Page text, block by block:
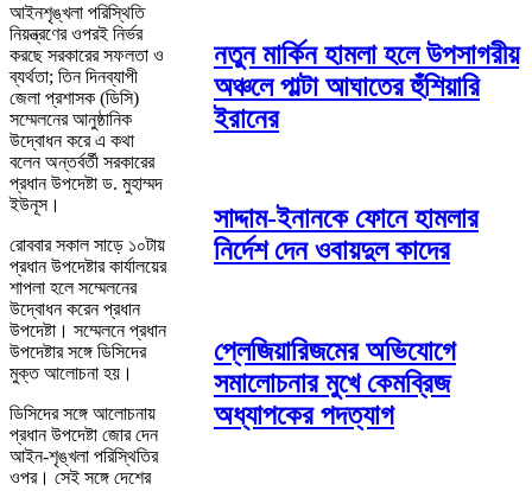
আইনশৃঙ্খলা পরিস্থিতি
নিয়ন্ত্রণের ওপরই নির্ভর
করছে সরকারের সফলতা ও
ব্যর্থতা; তিন দিনব্যাপী
জেলা প্রশাসক (ডিসি)
সম্মেলনের আনুষ্ঠানিক
উদ্বোধন করে এ কথা
বলেন অন্তর্বর্তী সরকারের
প্রধান উপদেষ্টা ড. মুহাম্মদ
ইউনূস।
রোববার সকাল সাড়ে ১০টায়
প্রধান উপদেষ্টার কার্যালয়ের
শাপলা হলে সম্মেলনের
উদ্বোধন করেন প্রধান
উপদেষ্টা। সম্মেলনে প্রধান
উপদেষ্টার সঙ্গে ডিসিদের
মুক্ত আলোচনা হয়।
ডিসিদের সঙ্গে আলোচনায়
প্রধান উপদেষ্টা জোর দেন
আইন-শৃঙ্খলা পরিস্থিতির
ওপর। সেই সঙ্গে দেশের
নতুন মার্কিন হামলা হলে উপসাগরীয়
অঞ্চলে পাল্টা আঘাতের হুঁশিয়ারি
ইরানের
সাদ্দাম-ইনানকে ফোনে হামলার
নির্দেশ দেন ওবায়দুল কাদের
প্লেজিয়ারিজমের অভিযোগে
সমালোচনার মুখে কেমব্রিজ
অধ্যাপকের পদত্যাগ